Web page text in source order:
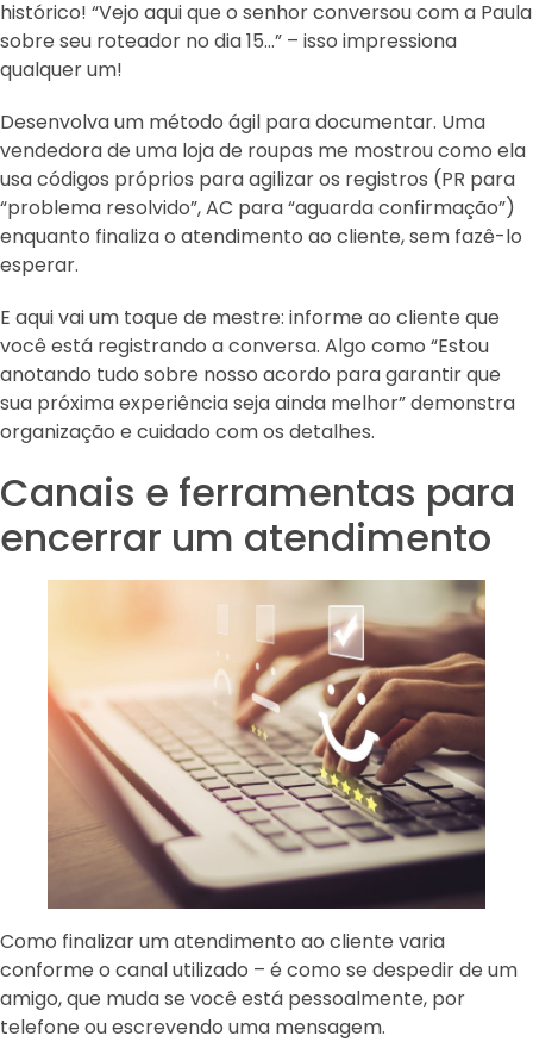
histórico! “Vejo aqui que o senhor conversou com a Paula
sobre seu roteador no dia 15…” – isso impressiona
qualquer um!
Desenvolva um método ágil para documentar. Uma
vendedora de uma loja de roupas me mostrou como ela
usa códigos próprios para agilizar os registros (PR para
“problema resolvido”, AC para “aguarda confirmação”)
enquanto finaliza o atendimento ao cliente, sem fazê-lo
esperar.
E aqui vai um toque de mestre: informe ao cliente que
você está registrando a conversa. Algo como “Estou
anotando tudo sobre nosso acordo para garantir que
sua próxima experiência seja ainda melhor” demonstra
organização e cuidado com os detalhes.
Canais e ferramentas para
encerrar um atendimento
Como finalizar um atendimento ao cliente varia
conforme o canal utilizado – é como se despedir de um
amigo, que muda se você está pessoalmente, por
telefone ou escrevendo uma mensagem.